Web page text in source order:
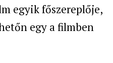
egyik főszereplője,
egy a filmben